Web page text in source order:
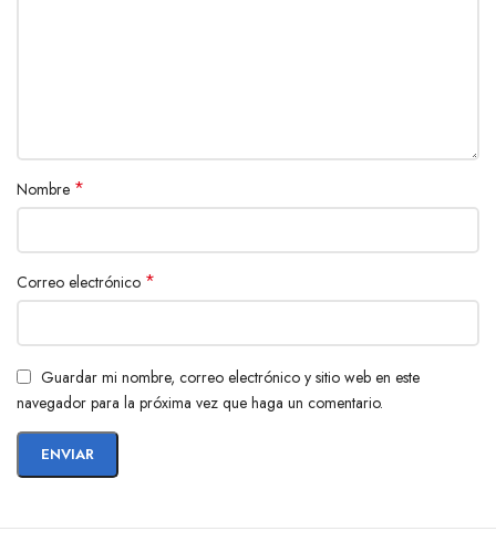
Nombre *
Correo electrónico *
Guardar mi nombre, correo electrónico y sitio web en este
navegador para la próxima vez que haga un comentario.